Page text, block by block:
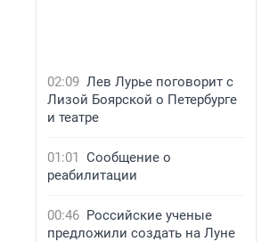
02:09 Лев Лурье поговорит с
Лизой Боярской о Петербурге
и театре
01:01 Сообщение о
реабилитации
00:46 Российские ученые
предложили создать на Луне